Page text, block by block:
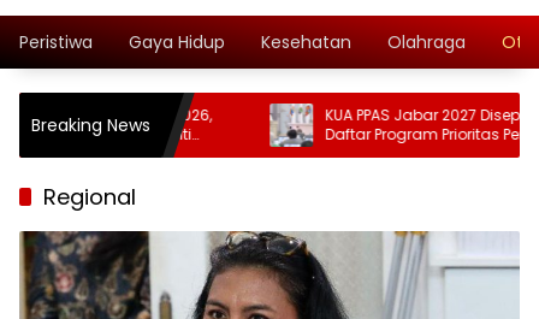
Peristiwa Gaya Hidup Kesehatan Olahraga
Breaking News
2026,
Adu Penalti
KUA PPAS Jabar 2027 Disepakati DPRD, Ini
Daftar Program Prioritas Pemerintah
Provinsi
Regional